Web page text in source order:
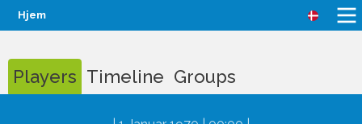
Hjem
Players Timeline Groups